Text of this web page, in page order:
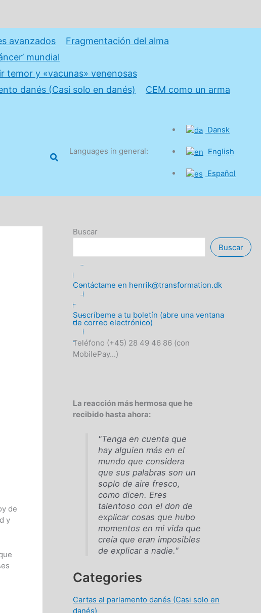
avanzados
Fragmentación del alma
mundial
temor y «vacunas» venenosas
danés (Casi solo en danés)
CEM como un arma
BuscarLanguages in general:
Dansk
English
Español
de
y
Buscar
Buscar
Contáctame en henrik@transformation.dk
Suscríbeme a tu boletín (abre una ventana
de correo electrónico)
Teléfono (+45) 28 49 46 86 (con
MobilePay...)
La reacción más hermosa que he
recibido hasta ahora:
"Tenga en cuenta que
hay alguien más en el
mundo que considera
que sus palabras son un
soplo de aire fresco,
como dicen. Eres
talentoso con el don de
explicar cosas que hubo
momentos en mi vida que
creía que eran imposibles
de explicar a nadie."
Categories
Cartas al parlamento danés (Casi solo en
danés)